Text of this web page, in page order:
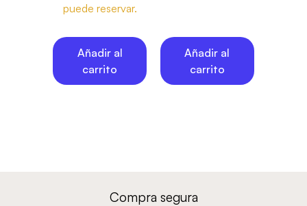
puede reservar.
Añadir al
carrito
Añadir al
carrito
Compra segura